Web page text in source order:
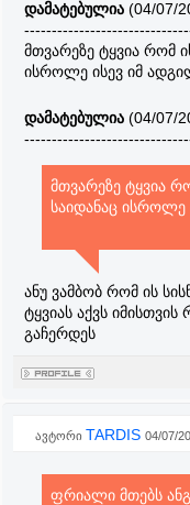
დამატებულია (04/07/
მთვარეზე ტყვია რომ
ისროლე ისევ იმ
დამატებულია (04/07/
მთვარეზე ტყვია
საიდანაც ისროლე
ანუ ვამბობ რომ ის
ტყვიას აქვს
გაჩერდეს
ავტორი TARDIS 04/07/
ფრიალი მთებს